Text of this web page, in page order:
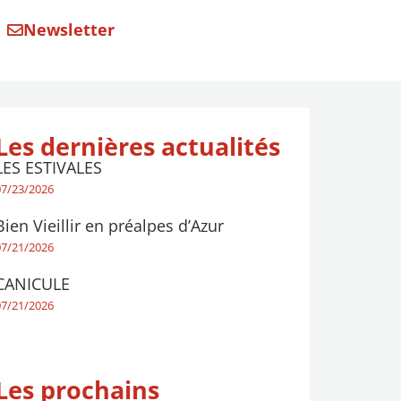
Newsletter
dernières actualités
ESTIVALES
23/2026
Vieillir en préalpes d’Azur
21/2026
21/2026
prochains